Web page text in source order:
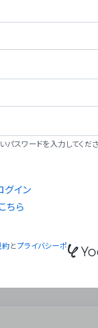
術を1プラットフォ
Time」 – テクノロ
Automation
スワードを入力してくださ
グイン
こちら
約とプライバシーポ